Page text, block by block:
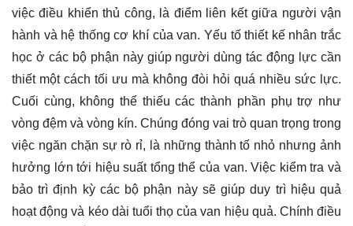
việc điều khiển thủ công, là điểm liên kết giữa người vận
hành và hệ thống cơ khí của van. Yếu tố thiết kế nhân trắc
học ở các bộ phận này giúp người dùng tác động lực cần
thiết một cách tối ưu mà không đòi hỏi quá nhiều sức lực.
Cuối cùng, không thể thiếu các thành phần phụ trợ như
vòng đệm và vòng kín. Chúng đóng vai trò quan trọng trong
việc ngăn chặn sự rò rỉ, là những thành tố nhỏ nhưng ảnh
hưởng lớn tới hiệu suất tổng thể của van. Việc kiểm tra và
bảo trì định kỳ các bộ phận này sẽ giúp duy trì hiệu quả
hoạt động và kéo dài tuổi thọ của van hiệu quả. Chính điều